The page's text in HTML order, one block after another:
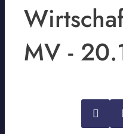
MV -